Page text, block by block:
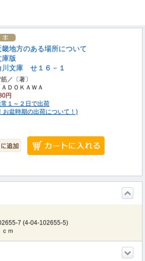
畿地方のある場所について
庫版
川文庫 せ１６－１
／〔著〕
ＡＤＯＫＡＷＡ
円
１～２日で出荷
お盆時期の出荷について！)
7 (4-04-102655-5)
ｍ